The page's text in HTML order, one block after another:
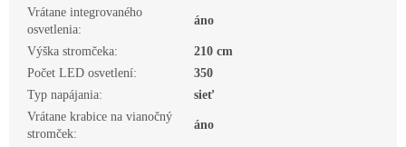
Vrátane integrovaného
osvetlenia:
áno
Výška stromčeka:
210 cm
Počet LED osvetlení:
350
Typ napájania:
sieť
Vrátane krabice na vianočný
stromček:
áno